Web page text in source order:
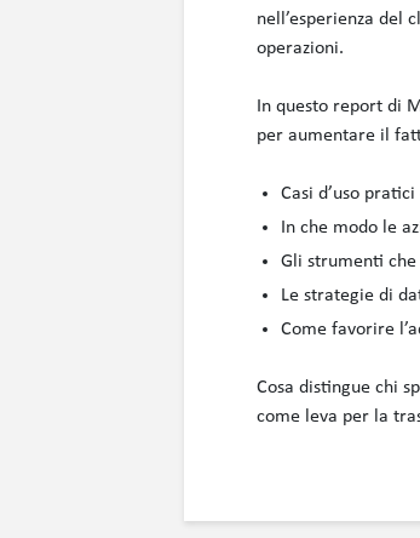
nell’esperienza del
operazioni.
In questo report di
per aumentare il
Casi d’uso
In che modo le
Gli strumenti che
Le strategie di
Come favorire
Cosa distingue chi
come leva per la